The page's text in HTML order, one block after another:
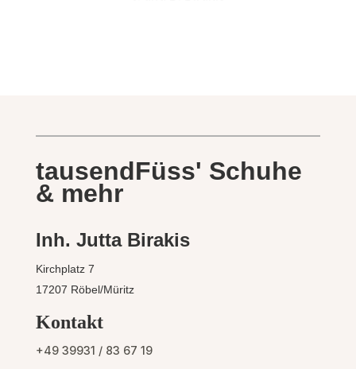
tausendFüss' Schuhe
& mehr
Inh. Jutta Birakis
Kirchplatz 7
17207 Röbel/Müritz
Kontakt
+49 39931 / 83 67 19